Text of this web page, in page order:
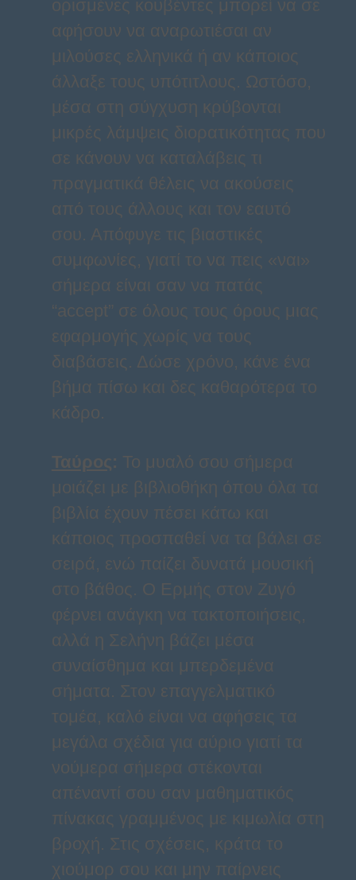
ορισμένες κουβέντες μπορεί να σε
αφήσουν να αναρωτιέσαι αν
μιλούσες ελληνικά ή αν κάποιος
άλλαξε τους υπότιτλους. Ωστόσο,
μέσα στη σύγχυση κρύβονται
μικρές λάμψεις διορατικότητας που
σε κάνουν να καταλάβεις τι
πραγματικά θέλεις να ακούσεις
από τους άλλους και τον εαυτό
σου. Απόφυγε τις βιαστικές
συμφωνίες, γιατί το να πεις «ναι»
σήμερα είναι σαν να πατάς
“accept” σε όλους τους όρους μιας
εφαρμογής χωρίς να τους
διαβάσεις. Δώσε χρόνο, κάνε ένα
βήμα πίσω και δες καθαρότερα το
κάδρο.
Ταύρος: Το μυαλό σου σήμερα
μοιάζει με βιβλιοθήκη όπου όλα τα
βιβλία έχουν πέσει κάτω και
κάποιος προσπαθεί να τα βάλει σε
σειρά, ενώ παίζει δυνατά μουσική
στο βάθος. Ο Ερμής στον Ζυγό
φέρνει ανάγκη να τακτοποιήσεις,
αλλά η Σελήνη βάζει μέσα
συναίσθημα και μπερδεμένα
σήματα. Στον επαγγελματικό
τομέα, καλό είναι να αφήσεις τα
μεγάλα σχέδια για αύριο γιατί τα
νούμερα σήμερα στέκονται
απέναντί σου σαν μαθηματικός
πίνακας γραμμένος με κιμωλία στη
βροχή. Στις σχέσεις, κράτα το
χιούμορ σου και μην παίρνεις